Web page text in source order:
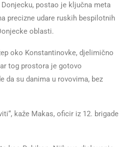
postao je ključna meta
precizne udare ruskih bespilotnih
oblasti.
oko Konstantinovke, djelimično
tog prostora je gotovo
da su danima u rovovima, bez
kaže Makas, oficir iz 12. brigade